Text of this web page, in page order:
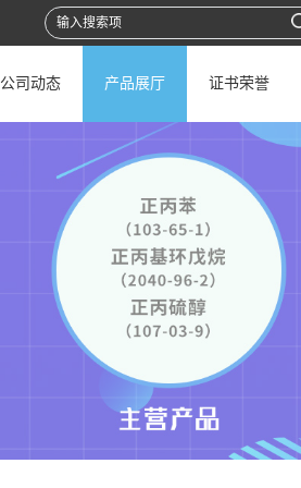
公司动态 产品展厅 证书荣誉